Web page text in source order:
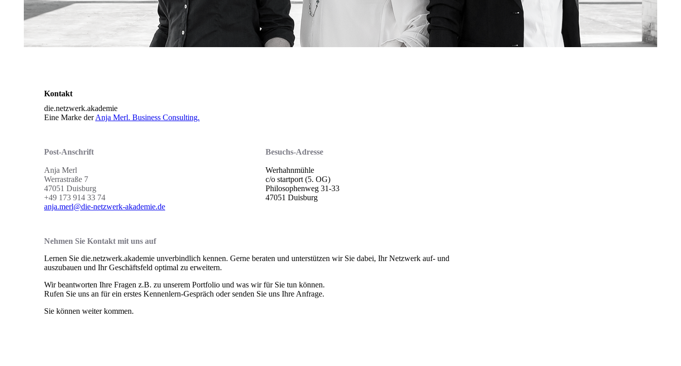
Kontakt
die.netzwerk.akademie
Eine Marke derAnja Merl. Business Consulting.
Post-Anschrift
Anja Merl
Werrastraße 7
47051 Duisburg
+49 173 914 33 74
anja.merl@die-netzwerk-akademie.de
Besuchs-Adresse
Werhahnmühle
c/o startport (5. OG)
Philosophenweg 31-33
47051 Duisburg
Nehmen Sie Kontakt mit uns auf
Lernen Sie die.netzwerk.akademie unverbindlich kennen. Gerne beraten und unterstützen wir Sie dabei, Ihr Netzwerk auf- und
auszubauen und Ihr Geschäftsfeld optimal zu erweitern.
Wir beantworten Ihre Fragen z.B. zu unserem Portfolio und was wir für Sie tun können.
Rufen Sie uns an für ein erstes Kennenlern-Gespräch oder senden Sie uns Ihre Anfrage.
Sie können weiter kommen.